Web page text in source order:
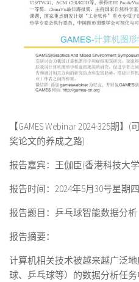
【GAMES Webinar 2024-325期
奖论文的养成之路)
报告嘉宾：王伽臣(香港科技大
报告时间：2024年5月30号星期
报告题目：乒乓球智能数据分析
报告摘要：
计算机相关技术被越来越广泛
球、乒乓球等）的数据分析任